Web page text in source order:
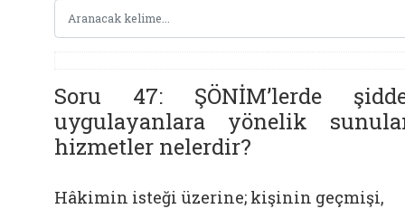
Soru 47: ŞÖNİM’lerde
uygulayanlara yönelik
hizmetler nelerdir?
Hâkimin isteği üzerine; kişinin geçmişi,